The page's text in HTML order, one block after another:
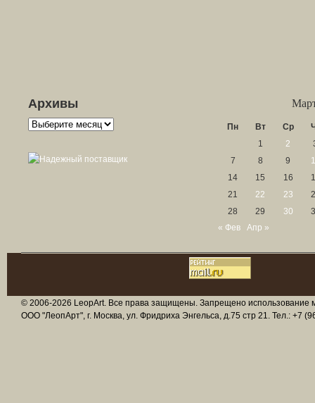
Архивы
Архивы Пн Вт Ср
1
2
7
8 9
14
15 16
21
22 23
28
29 30
« Фев
Апр »
© 2006-2026 LeopArt. Все права защищены. Запрещено использование
ООО "ЛеопАрт", г. Москва, ул. Фридриха Энгельса, д.75 стр 21. Тел.: +7